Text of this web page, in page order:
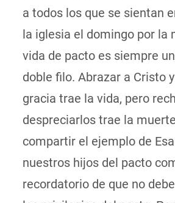
a todos los que se sientan
la iglesia el domingo por la
vida de pacto es siempre
doble filo. Abrazar a Cristo
gracia trae la vida, pero
despreciarlos trae la
compartir el ejemplo de
nuestros hijos del pacto
recordatorio de que no